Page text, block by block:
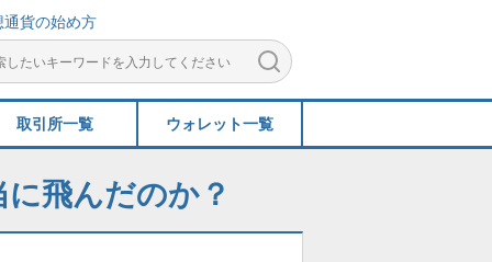
通貨の始め方
取引所一覧 ウォレット一覧
飛んだのか？